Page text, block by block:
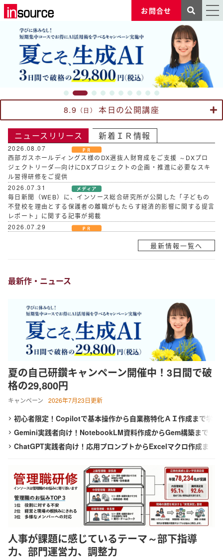
お問合せ
8.9 （日） 本日の公開講座
ニュースリリース 新着ＩＲ情報
2026.08.07
西部ガスホールディングス様のDX選抜人財育成をご支援 ～DXプロ
ジェクトリーダ―向けにDXプロジェクトの企画・推進に必要なスキ
ル習得研修をご提供
2026.07.31
毎日新聞（WEB）に、インソース総合研究所が公開した「子どもの
不登校を理由とする保護者の離職がもたらす経済的影響に関する提言
レポート」に関する記事が掲載
2026.07.29
～人事への相談促進で損失額1,701億円の縮小余地～
東京学芸大学との産学連携で、「不登校」による従業員の離職リスク
に挑む
福祉団体支援ブランド「mon champ（モンシャン）」価格改定のお
知らせ ～８月17日（月）より一部商品を値上げいたします
2026.07.22
ミス報告の徹底でリスクを予防する研修を２本開発 ～上司・部下双
方に受講できる研修として、2026年９月から公開講座開始～
2026.07.22
減！ ～WEBinsource「公開ダイレクト」に動画レンタルの新機能追
加
８～９月限定、生成AI活用研修がお得に！夏の自己研鑽キャンペーン
を開催 ～３日間29,800円の特別価格で公開講座を提供
2026.07.15
社内マニュアルからAIが自習教材を自動生成！「AI BOAT（アイボー
ト）」提供開始 ～先着100社限定キャンペーン実施中【生成AIシリ
AI時代をリードする「ネオゼネラリスト」養成研修を開発 ～構想力
と分野横断力を備えた人材を育成、2026年８月から公開講座開始
最新情報一覧へ
最新作・ニュース
夏の自己研鑽キャンペーン開催中！3日間で破
格の29,800円
キャンペーン 2026年7月23日更新
初心者限定！Copilotで基本操作から自業務特化ＡＩ作成まで学
ぶ３日間集中コース
Gemini実践者向け！NotebookLM資料作成からGem構築まで
学ぶ３日間集中コース
ChatGPT実践者向け！応用プロンプトからExcelマクロ作成ま
人事が課題に感じているテーマ～部下指導
力、部門運営力、調整力